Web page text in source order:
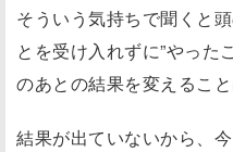
そういう気持ちで聞くと
とを受け入れずに”やった
のあとの結果を変えること
結果が出ていないから、